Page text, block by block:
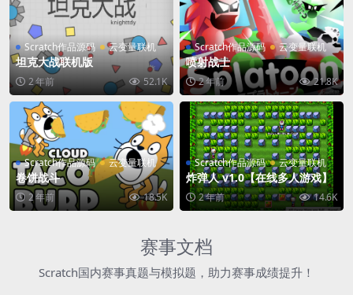
Scratch作品源码 云变量联机
坦克大战联机版
2 年前 52.1K
Scratch作品源码 云变量联机
喷射战士
2 年前 21.8K
Scratch作品源码 云变量联机
卷饼战斗
2 年前 18.5K
Scratch作品源码 云变量联机
炸弹人 v1.0【在线多人游戏】
2 年前 14.6K
赛事文档
Scratch国内赛事真题与模拟题，助力赛事成绩提升！